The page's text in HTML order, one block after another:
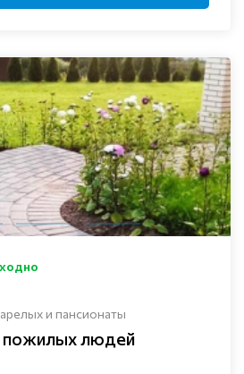
и пансионаты
пожилых людей